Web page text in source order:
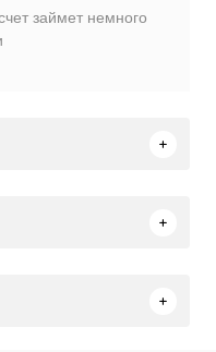
займет немного